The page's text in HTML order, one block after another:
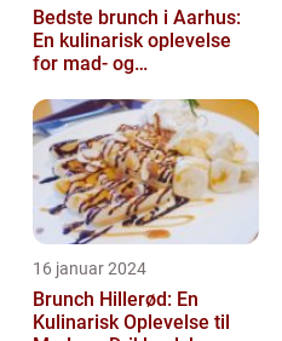
Bedste brunch i Aarhus:
En kulinarisk oplevelse
for mad- og
16 januar 2024
Brunch Hillerød: En
Kulinarisk Oplevelse til